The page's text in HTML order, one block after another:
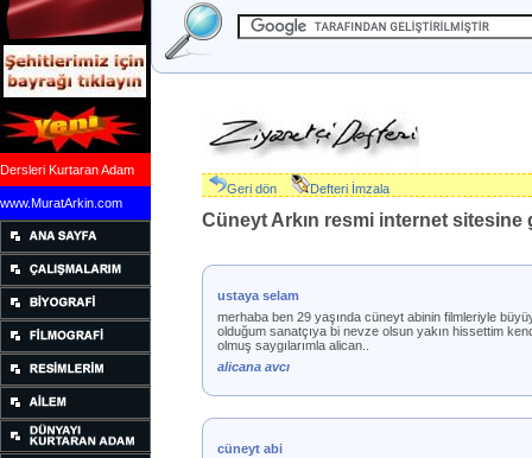
Dersleri Kurtaran Adam
www.MuratArkin.com
Geri dön Defteri İmzala
Cüneyt Arkın resmi internet
ustaya selam
merhaba ben 29 yaşında cüneyt abinin filmleriyle
olduğum sanatçıya bi nevze olsun yakın hissettim
olmuş saygılarımla alican..
alicana avcı
cüneyt abi